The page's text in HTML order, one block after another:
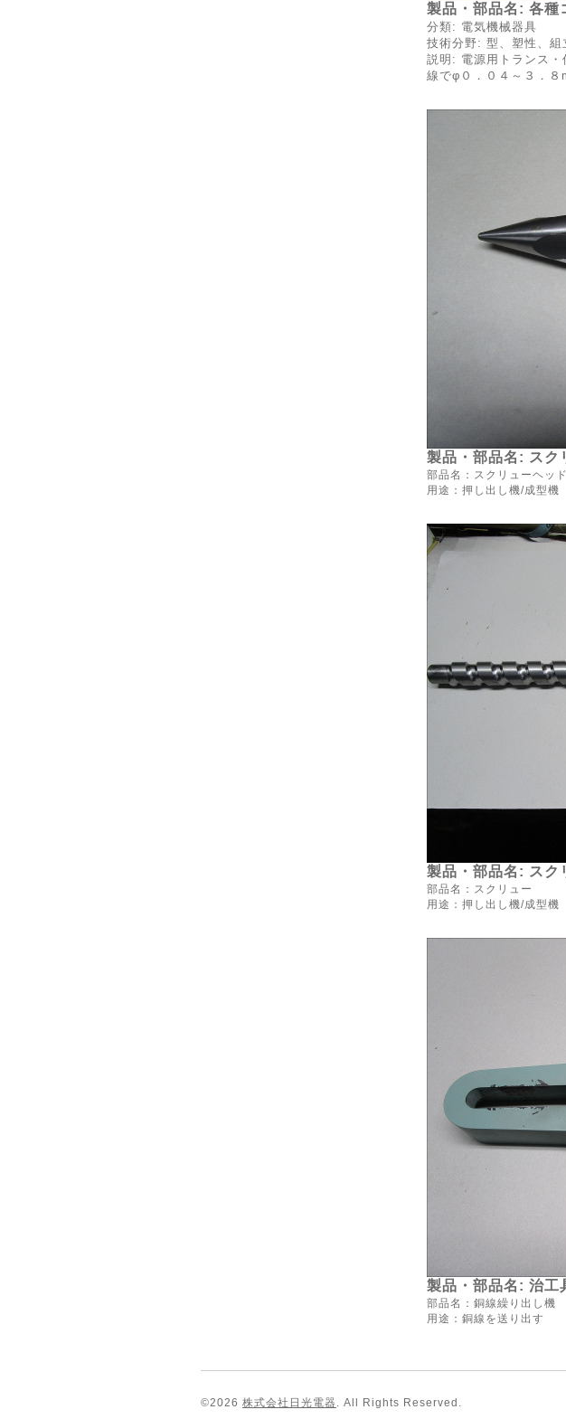
製品・部品名: 各種
分類: 電気機械器具
技術分野: 型、塑性、組
説明: 電源用トランス・
線でφ０．０４～３．８
製品・部品名: スク
部品名：スクリューヘッド
用途：押し出し機/成型機
製品・部品名: スク
部品名：スクリュー
用途：押し出し機/成型機
製品・部品名: 治工
部品名：銅線繰り出し機
用途：銅線を送り出す
©2026 株式会社日光電器 . All Rights Reserved.